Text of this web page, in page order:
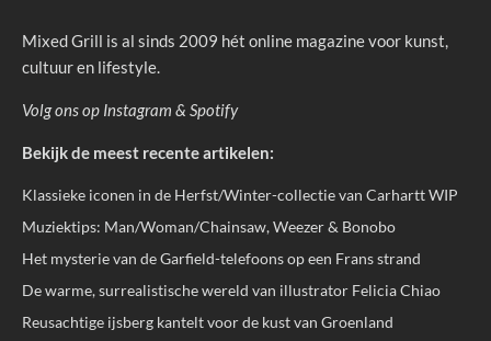
Mixed Grill is al sinds 2009 hét online magazine voor kunst,
cultuur en lifestyle.
Volg ons op Instagram & Spotify
Bekijk de meest recente artikelen:
Klassieke iconen in de Herfst/Winter-collectie van Carhartt WIP
Muziektips: Man/Woman/Chainsaw, Weezer & Bonobo
Het mysterie van de Garfield-telefoons op een Frans strand
De warme, surrealistische wereld van illustrator Felicia Chiao
Reusachtige ijsberg kantelt voor de kust van Groenland